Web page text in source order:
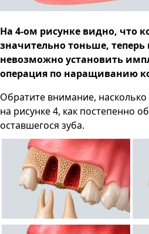
На 4-ом рисунке видно, что
значительно тоньше, теперь
невозможно установить
операция по наращиванию
Обратите внимание,
на рисунке 4, как постепенно
оставшегося зуба.